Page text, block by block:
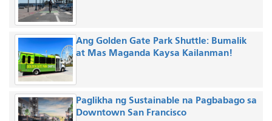
Ang Golden Gate Park Shuttle: Bumalik
at Mas Maganda Kaysa Kailanman!
Paglikha ng Sustainable na Pagbabago sa
Downtown San Francisco